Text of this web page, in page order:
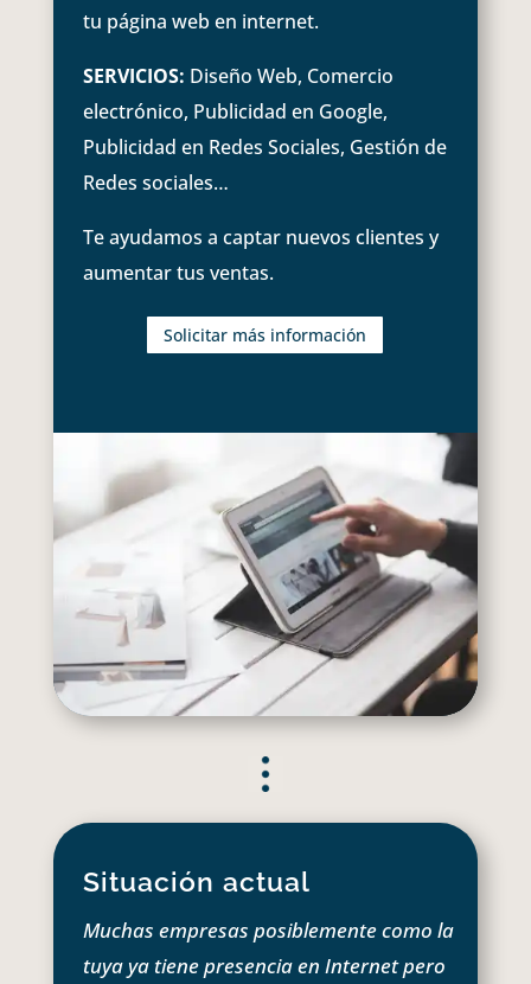
tu página web en internet.
SERVICIOS: Diseño Web, Comercio
electrónico, Publicidad en Google,
Publicidad en Redes Sociales, Gestión de
Redes sociales…
Te ayudamos a captar nuevos clientes y
aumentar tus ventas.
Solicitar más información
Situación actual
Muchas empresas posiblemente como la
tuya ya tiene presencia en Internet pero